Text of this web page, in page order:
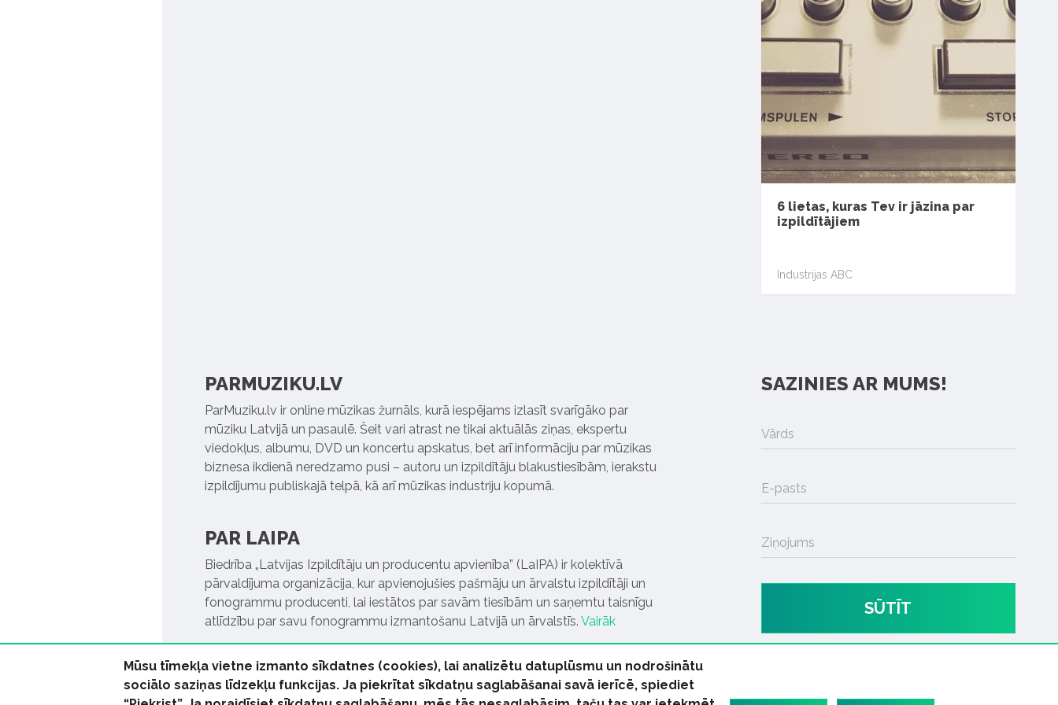
6 lietas, kuras Tev ir jāzina par
izpildītājiem
Industrijas ABC
PARMUZIKU.LV
ParMuziku.lv ir online mūzikas žurnāls, kurā iespējams izlasīt svarīgāko par
mūziku Latvijā un pasaulē. Šeit vari atrast ne tikai aktuālās ziņas, ekspertu
viedokļus, albumu, DVD un koncertu apskatus, bet arī informāciju par mūzikas
biznesa ikdienā neredzamo pusi – autoru un izpildītāju blakustiesībām, ierakstu
izpildījumu publiskajā telpā, kā arī mūzikas industriju kopumā.
PAR LAIPA
Biedrība „Latvijas Izpildītāju un producentu apvienība” (LaIPA) ir kolektīvā
pārvaldījuma organizācija, kur apvienojušies pašmāju un ārvalstu izpildītāji un
fonogrammu producenti, lai iestātos par savām tiesībām un saņemtu taisnīgu
atlīdzību par savu fonogrammu izmantošanu Latvijā un ārvalstīs. Vairāk
SAZINIES AR MUMS!
Vārds
E-pasts
Ziņojums
SŪTĪT
Mūsu tīmekļa vietne izmanto sīkdatnes (cookies), lai analizētu datuplūsmu un nodrošinātu
sociālo saziņas līdzekļu funkcijas. Ja piekrītat sīkdatņu saglabāšanai savā ierīcē, spiediet